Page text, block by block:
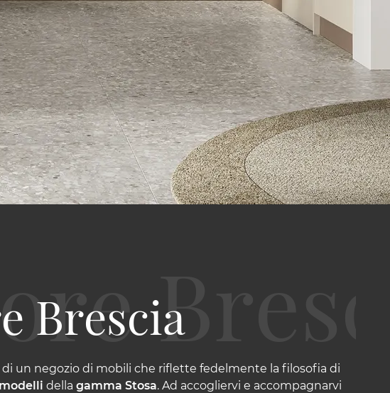
Brescia
un negozio di mobili che riflette fedelmente la filosofia di
della gamma Stosa. Ad accogliervi e accompagnarvi